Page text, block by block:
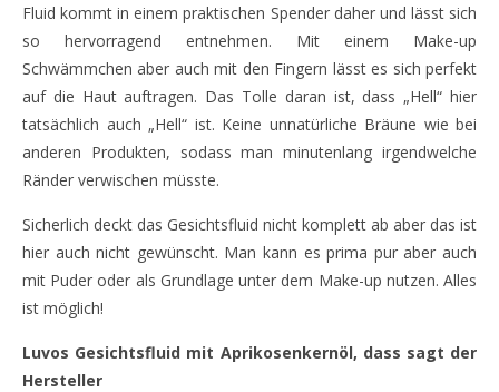
Fluid kommt in einem praktischen Spender daher und lässt sich
so hervorragend entnehmen. Mit einem Make-up
Schwämmchen aber auch mit den Fingern lässt es sich perfekt
auf die Haut auftragen. Das Tolle daran ist, dass „Hell“ hier
tatsächlich auch „Hell“ ist. Keine unnatürliche Bräune wie bei
anderen Produkten, sodass man minutenlang irgendwelche
Ränder verwischen müsste.
Sicherlich deckt das Gesichtsfluid nicht komplett ab aber das ist
hier auch nicht gewünscht. Man kann es prima pur aber auch
mit Puder oder als Grundlage unter dem Make-up nutzen. Alles
ist möglich!
Luvos Gesichtsfluid mit Aprikosenkernöl, dass sagt der
Hersteller